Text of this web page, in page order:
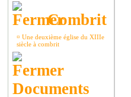
Combrit
¤ Une deuxième église du XIIIe
siècle à combrit
Documents